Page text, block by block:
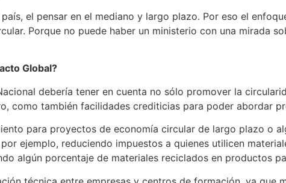
el pensar en el mediano y largo plazo. Por eso el
Porque no puede haber un ministerio con una mirada
Global?
debería tener en cuenta no sólo promover la
como también facilidades crediticias para poder abordar
para proyectos de economía circular de largo plazo o
ejemplo, reduciendo impuestos a quienes utilicen
algún porcentaje de materiales reciclados en productos